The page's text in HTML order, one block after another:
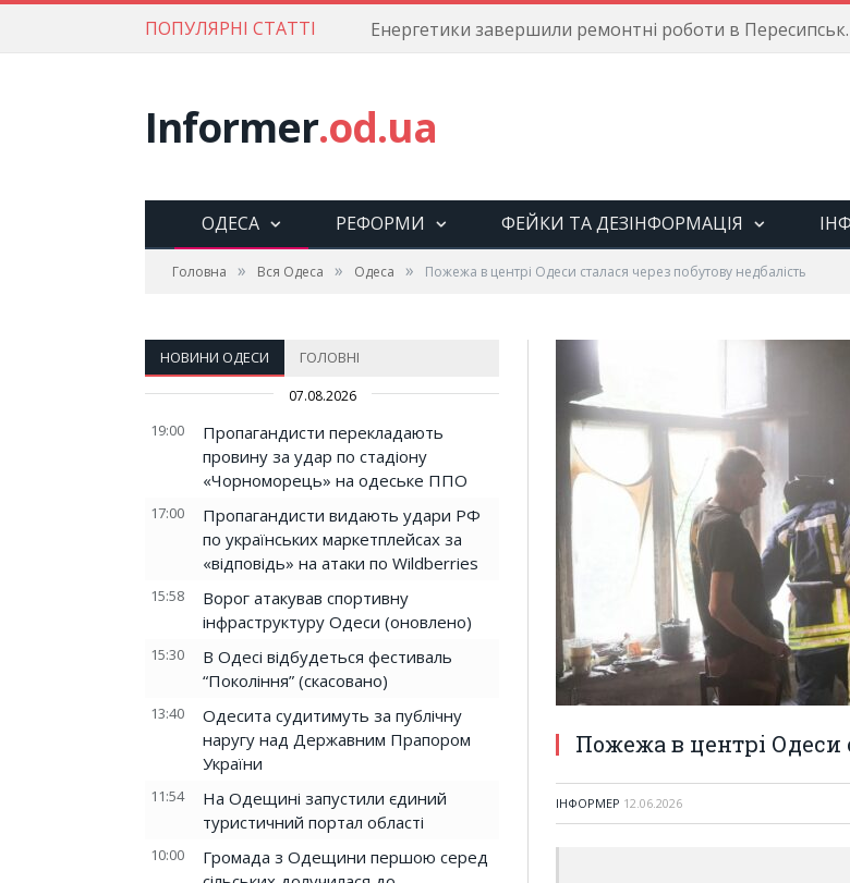
ПОПУЛЯРНІ СТАТТІ Енергетики
Informer.od.ua
ОДЕСА РЕФОРМИ ФЕЙКИ ТА ДЕЗІНФОРМАЦІЯ
Головна » Вся Одеса » Одеса » Пожежа в центрі Одеси сталася через побутову недбалість
НОВИНИ ОДЕСИ ГОЛОВНІ
07.08.2026
19:00
Пропагандисти перекладають
провину за удар по стадіону
«Чорноморець» на одеське ППО
17:00
Пропагандисти видають удари РФ
по українських маркетплейсах за
«відповідь» на атаки по Wildberries
15:58
Ворог атакував спортивну
інфраструктуру Одеси (оновлено)
15:30
В Одесі відбудеться фестиваль
“Покоління” (скасовано)
13:40
Одесита судитимуть за публічну
наругу над Державним Прапором
України
11:54
На Одещині запустили єдиний
туристичний портал області
10:00
Громада з Одещини першою серед
Пожежа в центрі Одеси
ІНФОРМЕР 12.06.2026